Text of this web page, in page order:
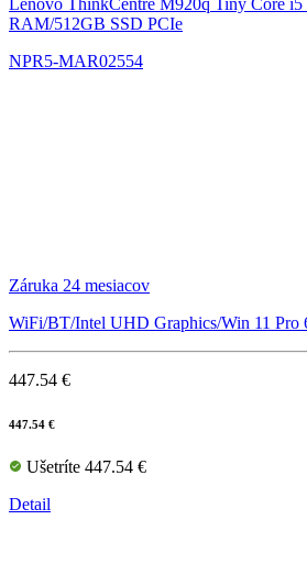
RAM/512GB SSD PCIe
NPR5-MAR02554
Záruka 24 mesiacov
WiFi/BT/Intel UHD Graphics/Win 11 Pro
447.54 €
447.54 €
Ušetríte 447.54 €
Detail